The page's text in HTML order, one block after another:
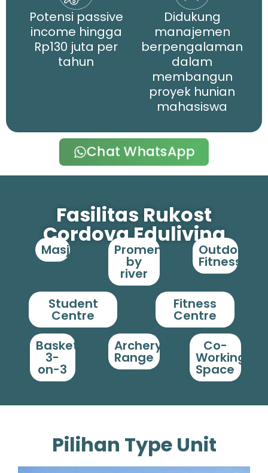
Potensi passive
income hingga
Rp130 juta per
tahun
Didukung
manajemen
berpengalaman
dalam
membangun
proyek hunian
mahasiswa
Chat WhatsApp
Fasilitas Rukost
Cordova Eduliving
Masjid Promenade
by
river
Outdoor
Fitness
Student
Centre
Fitness
Centre
Basket
3-
on-3
Archery
Range
Co-
Working
Space
Pilihan Type Unit